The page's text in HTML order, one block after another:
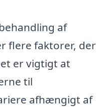
af
flere faktorer, der
er vigtigt at
til
afhængigt af